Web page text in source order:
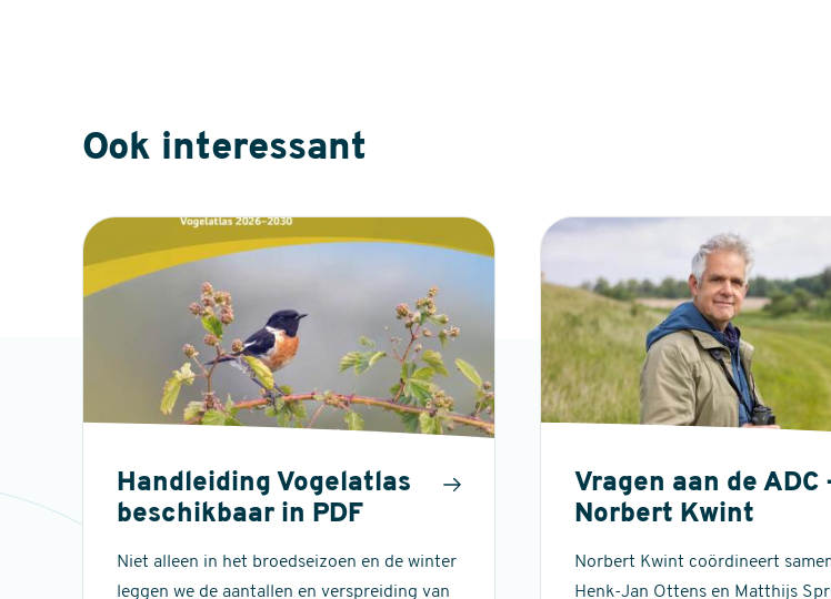
Ook interessant
Handleiding Vogelatlas
beschikbaar in PDF
Niet alleen in het broedseizoen en de winter
leggen we de aantallen en verspreiding van
Vragen aan de ADC
Norbert Kwint
Norbert Kwint coördineert
Henk-Jan Ottens en Matthijs